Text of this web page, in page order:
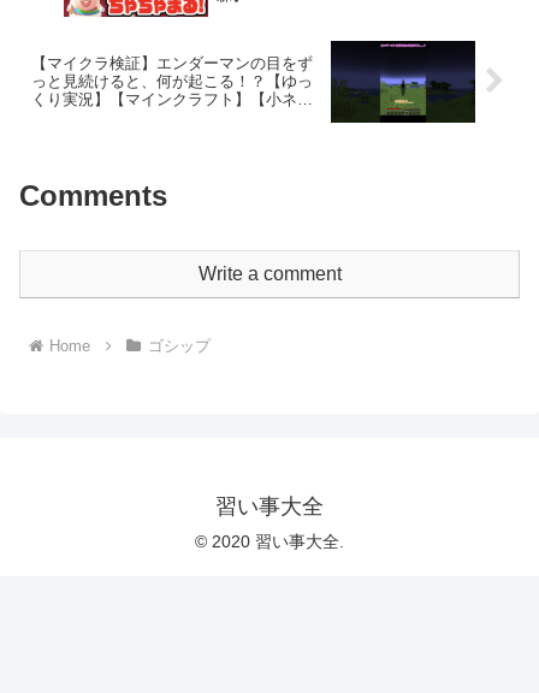
【マイクラ検証】エンダーマンの目をず
っと見続けると、何が起こる！？【ゆっ
くり実況】【マインクラフト】【小ネ
Comments
Write a comment
Home ゴシップ
習い事大全
© 2020 習い事大全.